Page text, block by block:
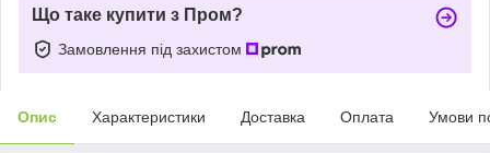
Що таке купити з Пром?
Замовлення під захистом
Опис Характеристики Доставка Оплата Умови